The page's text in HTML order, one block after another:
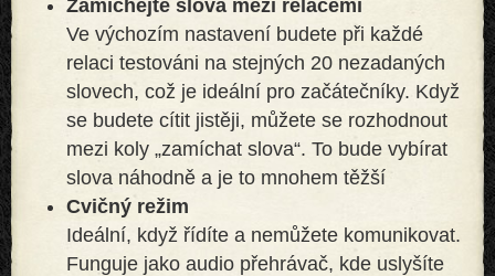
Zamíchejte slova mezi relacemi
Ve výchozím nastavení budete při každé
relaci testováni na stejných 20 nezadaných
slovech, což je ideální pro začátečníky. Když
se budete cítit jistěji, můžete se rozhodnout
mezi koly „zamíchat slova“. To bude vybírat
slova náhodně a je to mnohem těžší
Cvičný režim
Ideální, když řídíte a nemůžete komunikovat.
Funguje jako audio přehrávač, kde uslyšíte